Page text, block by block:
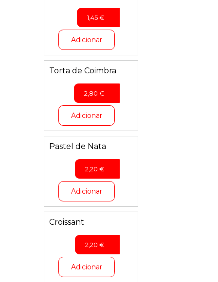
1,45€
Adicionar
Torta de Coimbra
2,80 €
Adicionar
Pastel de Nata
2,20 €
Adicionar
Croissant
2,20 €
Adicionar